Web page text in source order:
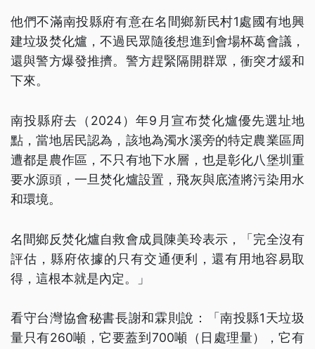
他們不滿南投縣府有意在名間鄉新民村1處國有地興
建垃圾焚化爐，不過民眾隨後想進到會場杯葛會議，
還與警方爆發推擠。警方趕緊隔開群眾，衝突才緩和
下來。
南投縣府去（2024）年9月宣布焚化爐優先選址地
點，當地居民認為，該地為濁水溪旁的特定農業區周
遭都是農作區，不只有地下水層，也是彰化八堡圳重
要水源頭，一旦焚化爐設置，飛灰與底渣將污染用水
和環境。
名間鄉反焚化爐自救會成員陳美玲表示，「完全沒有
評估，縣府依據的只有交通便利，還有用地容易取
得，這根本就是內定。」
看守台灣協會秘書長謝和霖則說：「南投縣1天垃圾
量只有260噸，它要蓋到700噸（日處理量），它有